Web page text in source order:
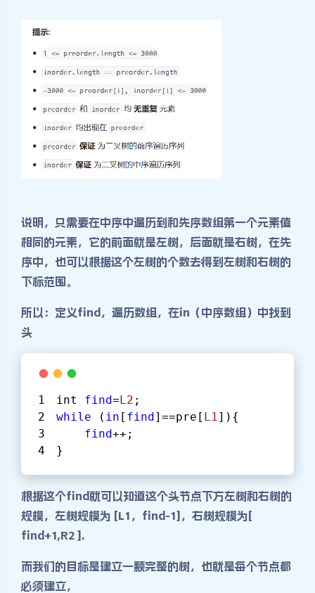
说明，只需要在中序中遍历到和先序数组第一个元素值
相同的元素，它的前面就是左树，后面就是右树，在先
序中，也可以根据这个左树的个数去得到左树和右树的
下标范围。
所以：定义find，遍历数组，在in（中序数组）中找到
头
int find=L2 ;
while ( in [ find]==pre[ L1]){
find++;
}
根据这个find就可以知道这个头节点下方左树和右树的
规模，左树规模为 [L1，find-1]，右树规模为[
find+1,R2 ].
而我们的目标是建立一颗完整的树，也就是每个节点都
必须建立，